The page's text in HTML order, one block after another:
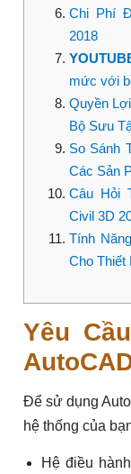
Chi Phí
2018
mức với
Quyền
Bộ Sưu
So Sánh
Các Sản
Câu Hỏi
Civil 3D
Tính
Cho
Yêu
Để sử dụng
hệ thống của
Hệ điều